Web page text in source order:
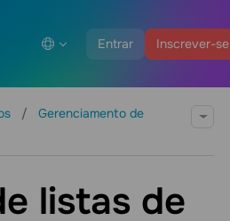
Entrar Inscrever-se
Gerenciamento de
listas de